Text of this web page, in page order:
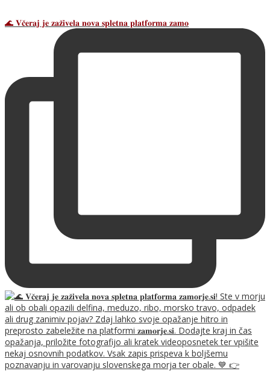
🌊 𝐕𝐜̌𝐞𝐫𝐚𝐣 𝐣𝐞 𝐳𝐚𝐳̌𝐢𝐯𝐞𝐥𝐚 𝐧𝐨𝐯𝐚 𝐬𝐩𝐥𝐞𝐭𝐧𝐚 𝐩𝐥𝐚𝐭𝐟𝐨𝐫𝐦𝐚 𝐳𝐚𝐦𝐨